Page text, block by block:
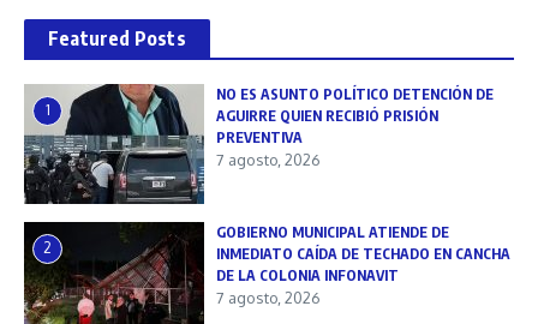
Featured Posts
1
NO ES ASUNTO POLÍTICO DETENCIÓN DE
AGUIRRE QUIEN RECIBIÓ PRISIÓN
PREVENTIVA
7 agosto, 2026
2
GOBIERNO MUNICIPAL ATIENDE DE
INMEDIATO CAÍDA DE TECHADO EN CANCHA
DE LA COLONIA INFONAVIT
7 agosto, 2026